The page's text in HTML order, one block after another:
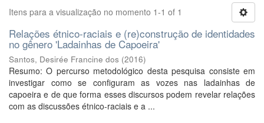
Itens para a visualização no momento 1-1 of 1
Relações étnico-raciais e (re)construção de identidades
no gênero 'Ladainhas de Capoeira'
Santos, Desirée Francine dos (2016)
Resumo: O percurso metodológico desta pesquisa consiste em
investigar como se configuram as vozes nas ladainhas de
capoeira e de que forma esses discursos podem revelar relações
com as discussões étnico-raciais e a ...